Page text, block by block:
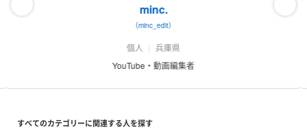
minc.
（minc_edit）
個人
兵庫県
YouTube・動画編集者
すべてのカテゴリーに関連する人を探す